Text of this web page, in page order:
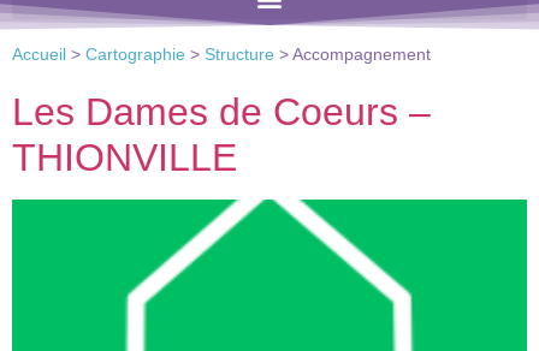
Accueil > Cartographie > Structure > Accompagnement
Les Dames de Coeurs –
THIONVILLE